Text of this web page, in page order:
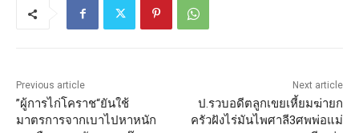
Previous article
”ผู้การไก่โคราช“ยันใช้
มาตรการจากเบาไปหาหนัก
Next article
ป.รวบอดีตลูกเขยเหี้ยมฆ่ายก
ครัวฝังไร่มันไพศาลี3ศพพ่อแม่